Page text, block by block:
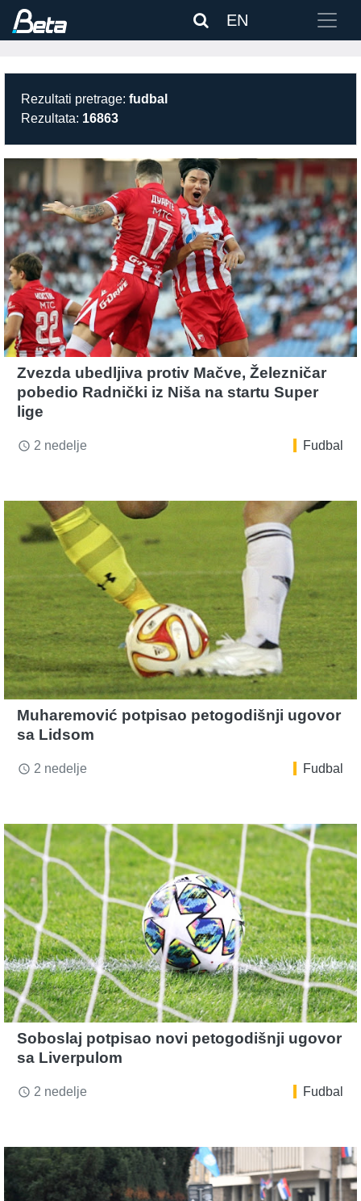
EN
Rezultati pretrage: fudbal
Rezultata: 16863
Zvezda ubedljiva protiv Mačve, Železničar
pobedio Radnički iz Niša na startu Super
lige
access_time 2 nedelje Fudbal
Muharemović potpisao petogodišnji ugovor
sa Lidsom
access_time 2 nedelje Fudbal
Soboslaj potpisao novi petogodišnji ugovor
sa Liverpulom
access_time 2 nedelje Fudbal